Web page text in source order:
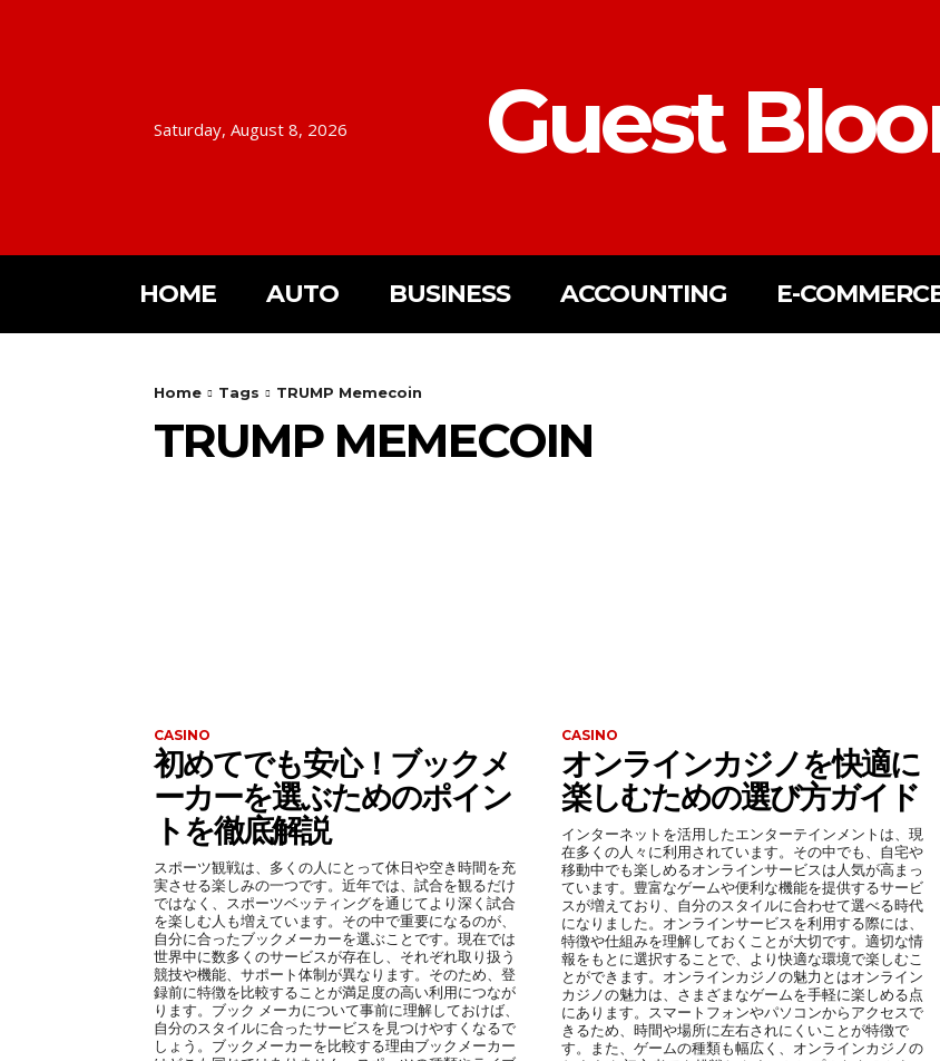
Saturday, August 8, 2026 Guest
HOME AUTO BUSINESS ACCOUNTING E-
Home Tags TRUMP Memecoin
TRUMP MEMECOIN
CASINO
初めてでも安心！ブックメ
ーカーを選ぶためのポイン
トを徹底解説
スポーツ観戦は、多くの人にとって休日や空き時間を充
実させる楽しみの一つです。近年では、試合を観るだけ
ではなく、スポーツベッティングを通じてより深く試合
を楽しむ人も増えています。その中で重要になるのが、
自分に合ったブックメーカーを選ぶことです。現在では
世界中に数多くのサービスが存在し、それぞれ取り扱う
競技や機能、サポート体制が異なります。そのため、登
録前に特徴を比較することが満足度の高い利用につなが
ります。ブック メーカについて事前に理解しておけば、
自分のスタイルに合ったサービスを見つけやすくなるで
しょう。ブックメーカーを比較する理由ブックメーカー
CASINO
オンラインカジノを快適に
楽しむための選び方ガイド
インターネットを活用したエンターテインメントは、現
在多くの人々に利用されています。その中でも、自宅や
移動中でも楽しめるオンラインサービスは人気が高まっ
ています。豊富なゲームや便利な機能を提供するサービ
スが増えており、自分のスタイルに合わせて選べる時代
になりました。オンラインサービスを利用する際には、
特徴や仕組みを理解しておくことが大切です。適切な情
報をもとに選択することで、より快適な環境で楽しむこ
とができます。オンラインカジノの魅力とはオンライン
カジノの魅力は、さまざまなゲームを手軽に楽しめる点
にあります。スマートフォンやパソコンからアクセスで
きるため、時間や場所に左右されにくいことが特徴で
す。また、ゲームの種類も幅広く、オンラインカジノの